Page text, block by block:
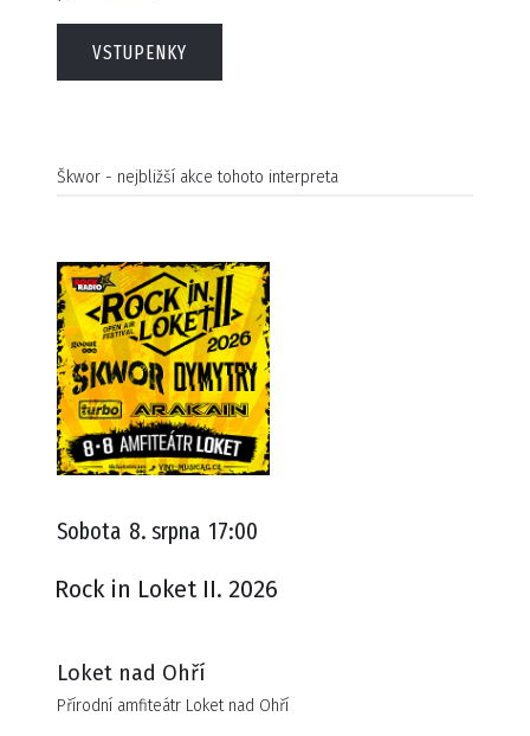
VSTUPENKY
Škwor - nejbližší akce tohoto interpreta
Sobota 8. srpna 17:00
Rock in Loket II. 2026
Loket nad Ohří
Přírodní amfiteátr Loket nad Ohří